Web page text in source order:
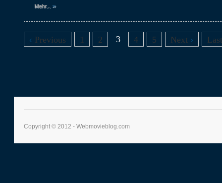
Mehr... »
‹ Previous 1 2 3 4 5 Next ›
Copyright © 2012 - Webmovieblog.com